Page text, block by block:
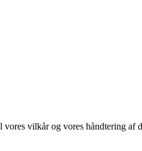
vilkår og vores håndtering